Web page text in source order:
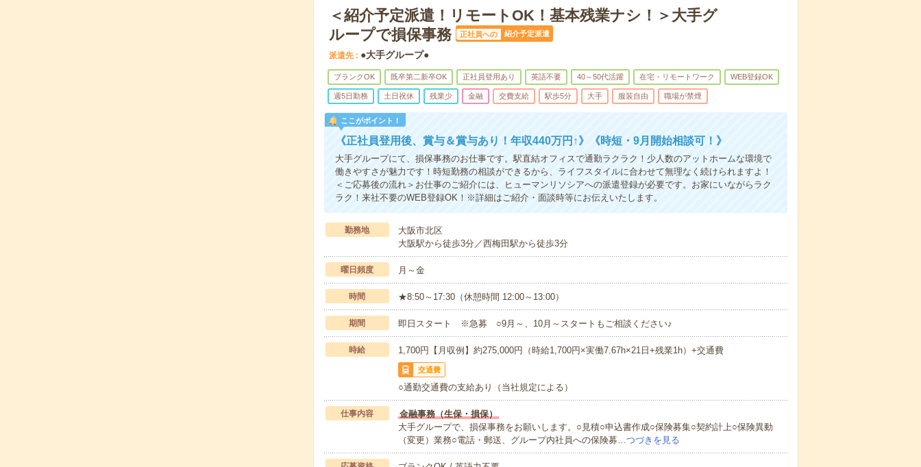
＜紹介予定派遣！リモートOK！基本残業ナシ！＞大手グ
ループで損保事務
正社員への 紹介予定派遣
派遣先 ●大手グループ●
ブランクOK 既卒第二新卒OK 正社員登用あり 英語不要 40～50代活躍 在宅・リモートワーク WEB登録OK
週5日勤務 土日祝休 残業少 金融 交費支給 駅歩5分 大手 服装自由 職場が禁煙
ここがポイント！
《正社員登用後、賞与＆賞与あり！年収440万円↑》《時短・9月開始相談可！》
大手グループにて、損保事務のお仕事です。駅直結オフィスで通勤ラクラク！少人数のアットホームな環境で
働きやすさが魅力です！時短勤務の相談ができるから、ライフスタイルに合わせて無理なく続けられますよ！
＜ご応募後の流れ＞お仕事のご紹介には、ヒューマンリソシアへの派遣登録が必要です。お家にいながらラク
ラク！来社不要のWEB登録OK！※詳細はご紹介・面談時等にお伝えいたします。
勤務地
大阪市北区
大阪駅から徒歩3分／西梅田駅から徒歩3分
曜日頻度 月～金
時間 ★8:50～17:30（休憩時間 12:00～13:00）
期間 即日スタート ※急募 ○9月～、10月～スタートもご相談ください♪
時給 1,700円【月収例】約275,000円（時給1,700円×実働7.67h×21日+残業1h）+交通費
交通費
○通勤交通費の支給あり（当社規定による）
仕事内容
金融事務（生保・損保）
大手グループで、損保事務をお願いします。○見積○申込書作成○保険募集○契約計上○保険異動
（変更）業務○電話・郵送、グループ内社員への保険募…つづきを見る